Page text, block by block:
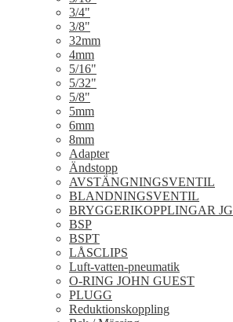
3/4"
3/8"
32mm
4mm
5/16"
5/32"
5/8"
5mm
6mm
8mm
Adapter
Ändstopp
AVSTÄNGNINGSVENTIL
BLANDNINGSVENTIL
BRYGGERIKOPPLINGAR JG
BSP
BSPT
LÅSCLIPS
Luft-vatten-pneumatik
O-RING JOHN GUEST
PLUGG
Reduktionskoppling